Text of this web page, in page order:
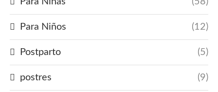
Para Niños (12)
Postparto (5)
postres (9)